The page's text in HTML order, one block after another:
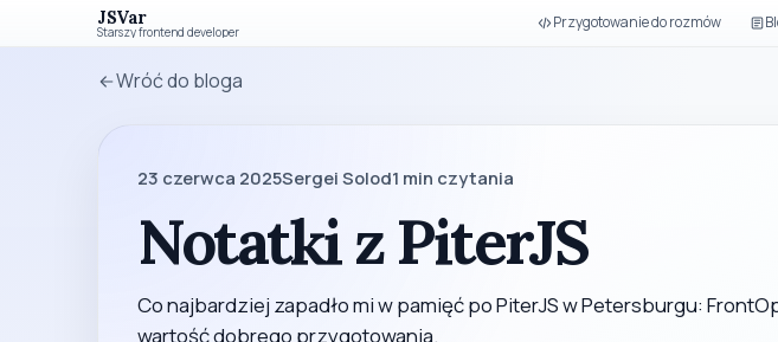
JSVar
Starszy frontend developer Przygotowanie do rozmów
Wróć do bloga
23 czerwca 2025Sergei Solod1 min czytania
Notatki z PiterJS
Co najbardziej zapadło mi w pamięć po PiterJS w Petersburgu:
wartość dobrego przygotowania.